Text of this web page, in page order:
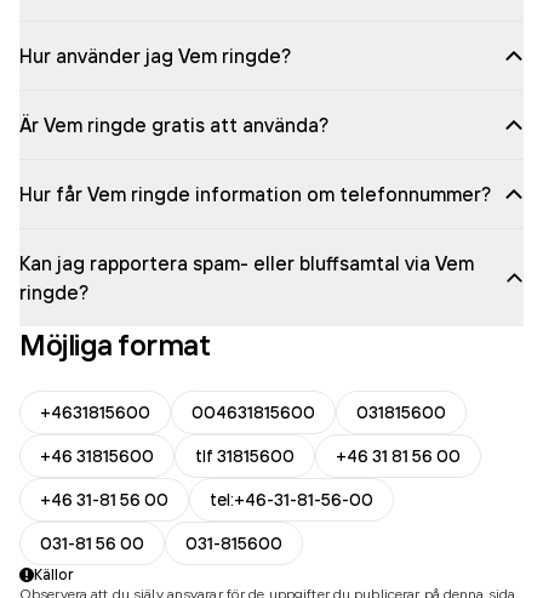
Hur använder jag Vem ringde?
Är Vem ringde gratis att använda?
Hur får Vem ringde information om telefonnummer?
Kan jag rapportera spam- eller bluffsamtal via Vem
ringde?
Möjliga format
+4631815600 004631815600
031815600
+46 31815600
tlf 31815600
+46 31 81 56 00
+46 31-81 56 00
tel:+46-31-81-56-00
031-81 56 00
031-815600
Källor
Observera att du själv ansvarar för de uppgifter du publicerar på denna sida.